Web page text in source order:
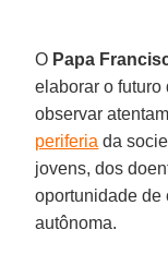
O Papa
elaborar o
observar
periferia da
jovens, dos
oportunidade de
autônoma.